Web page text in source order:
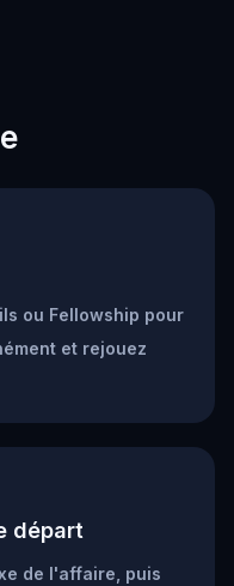
ou Fellowship pour
et rejouez
départ
de l'affaire, puis